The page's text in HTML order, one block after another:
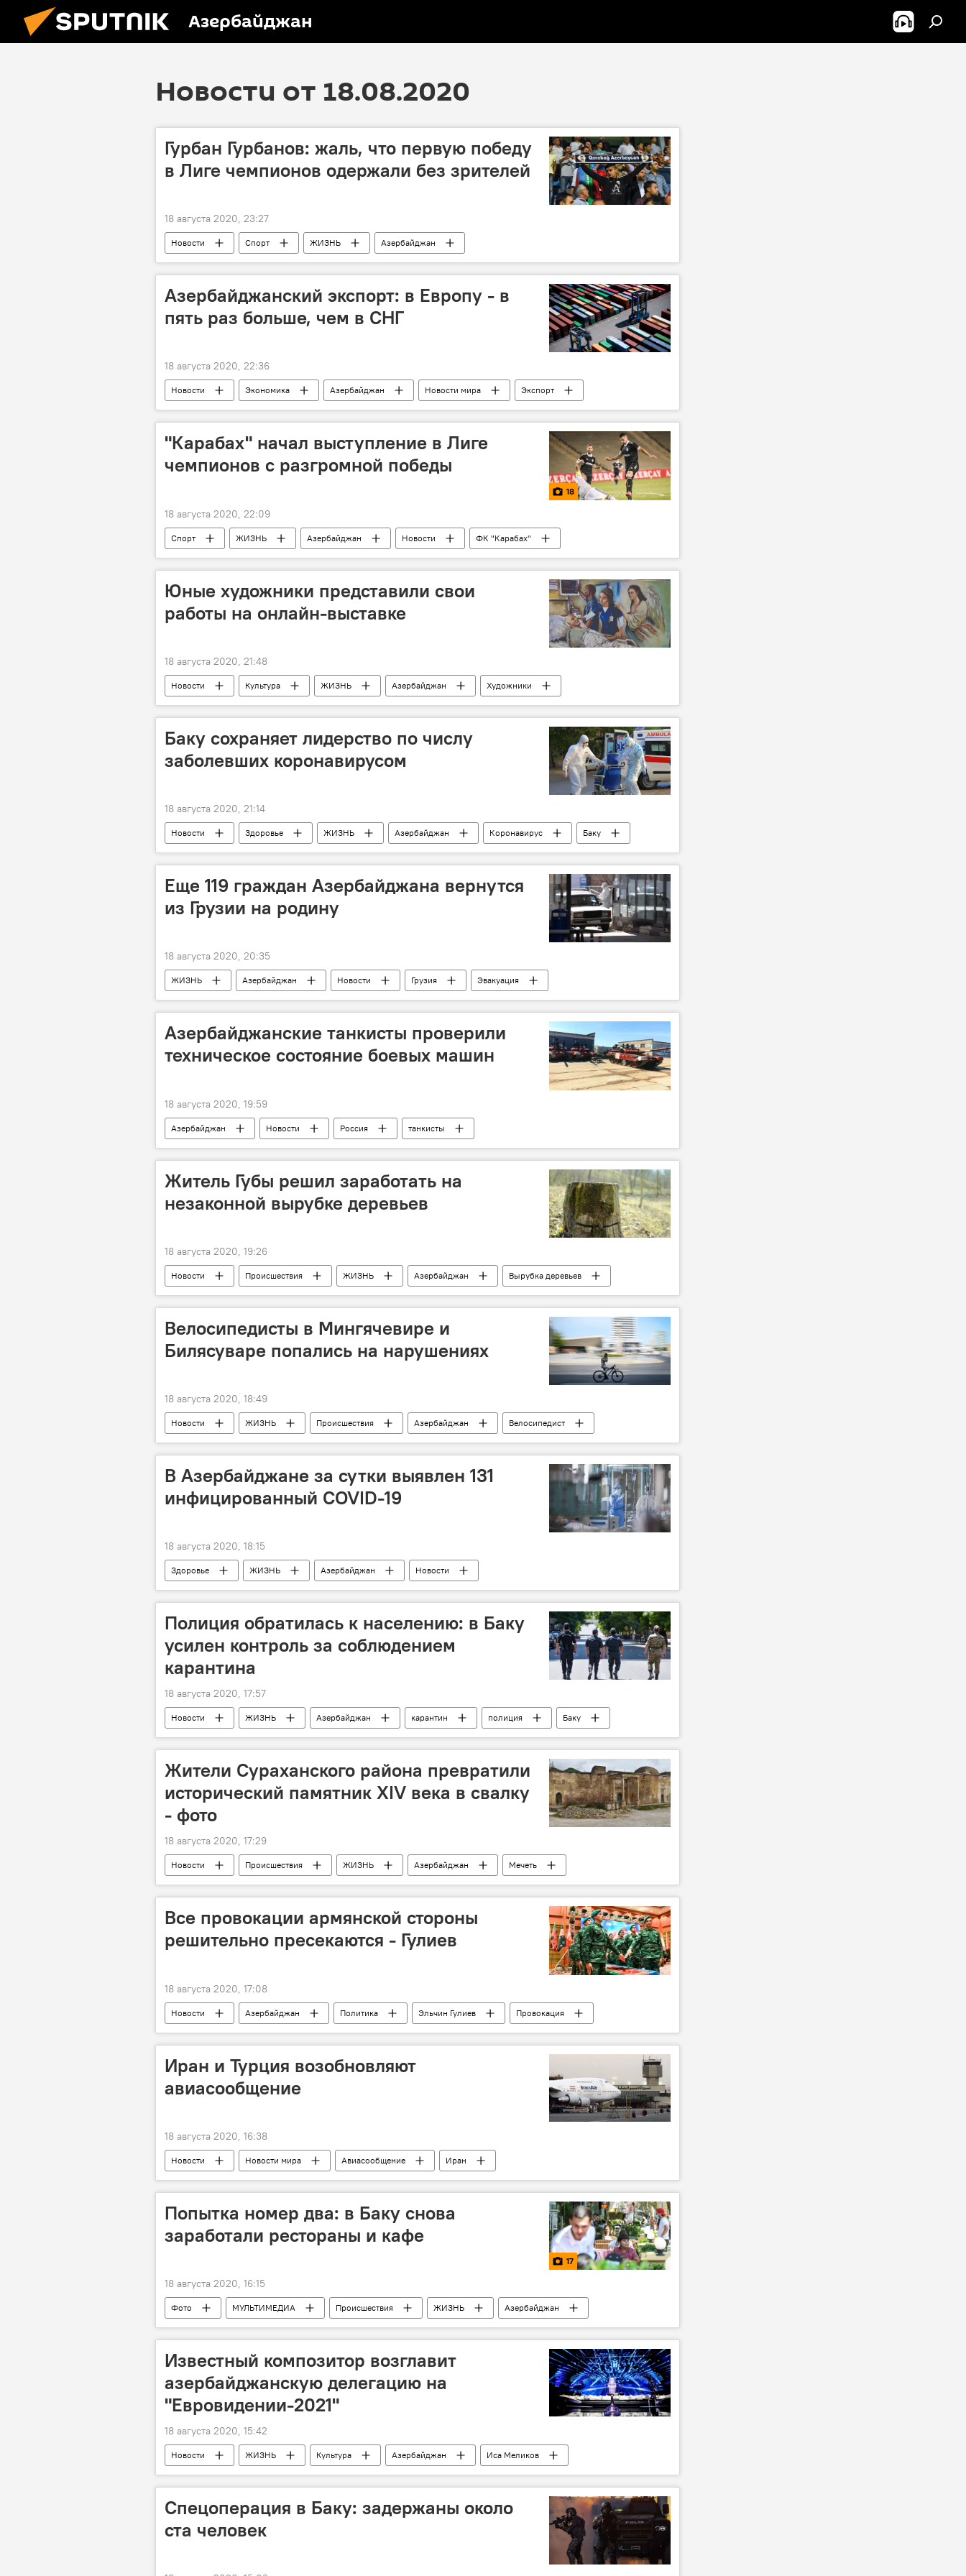
Азербайджан
Новости от 18.08.2020
Гурбан Гурбанов: жаль, что первую победу
в Лиге чемпионов одержали без зрителей
18 августа 2020, 23:27
Новости Спорт ЖИЗНЬ Азербайджан
Азербайджанский экспорт: в Европу - в
пять раз больше, чем в СНГ
18 августа 2020, 22:36
Новости Экономика Азербайджан Новости мира
Экспорт
Европа
СНГ импорт
"Карабах" начал выступление в Лиге
чемпионов с разгромной победы
18
18 августа 2020, 22:09
Спорт ЖИЗНЬ Азербайджан Новости
ФК "Карабах"
Лига чемпионов
победа Фото МУЛЬТИМЕДИА
Юные художники представили свои
работы на онлайн-выставке
18 августа 2020, 21:48
Новости Культура ЖИЗНЬ Азербайджан
Художники
Выставка
Баку сохраняет лидерство по числу
заболевших коронавирусом
18 августа 2020, 21:14
Новости Здоровье ЖИЗНЬ Азербайджан Коронавирус
Баку
Регионы
Еще 119 граждан Азербайджана вернутся
из Грузии на родину
18 августа 2020, 20:35
ЖИЗНЬ Азербайджан Новости Грузия Эвакуация
Азербайджанские танкисты проверили
техническое состояние боевых машин
18 августа 2020, 19:59
Азербайджан Новости Россия танкисты
Житель Губы решил заработать на
незаконной вырубке деревьев
18 августа 2020, 19:26
Новости Происшествия ЖИЗНЬ Азербайджан
Вырубка деревьев
Жалоба
Штраф
Велосипедисты в Мингячевире и
Билясуваре попались на нарушениях
18 августа 2020, 18:49
Новости ЖИЗНЬ Происшествия Азербайджан
Велосипедист
Нарушение
Мингячевир Билясувар
В Азербайджане за сутки выявлен 131
инфицированный COVID-19
18 августа 2020, 18:15
Здоровье ЖИЗНЬ Азербайджан Новости
Полиция обратилась к населению: в Баку
усилен контроль за соблюдением
карантина
18 августа 2020, 17:57
Новости ЖИЗНЬ Азербайджан карантин полиция Баку
Жители Сураханского района превратили
исторический памятник XIV века в свалку
- фото
18 августа 2020, 17:29
Новости Происшествия ЖИЗНЬ Азербайджан
Мечеть
Свалка
Памятник
Все провокации армянской стороны
решительно пресекаются - Гулиев
18 августа 2020, 17:08
Новости Азербайджан Политика Эльчин Гулиев Провокация
Иран и Турция возобновляют
авиасообщение
18 августа 2020, 16:38
Новости Новости мира Авиасообщение Иран
Попытка номер два: в Баку снова
заработали рестораны и кафе
17
18 августа 2020, 16:15
Фото МУЛЬТИМЕДИА Происшествия ЖИЗНЬ
Азербайджан
Новости
Известный композитор возглавит
азербайджанскую делегацию на
"Евровидении-2021"
18 августа 2020, 15:42
Новости ЖИЗНЬ Культура Азербайджан
Иса Меликов
Коронавирус
Спецоперация в Баку: задержаны около
ста человек